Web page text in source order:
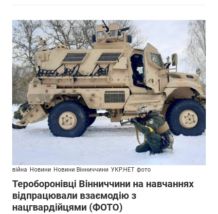
війна Новини Новини Вінниччини УКР.НЕТ фото
Тероборонівці Вінниччини на навчаннях
відпрацювали взаємодію з
нацгвардійцями (ФОТО)